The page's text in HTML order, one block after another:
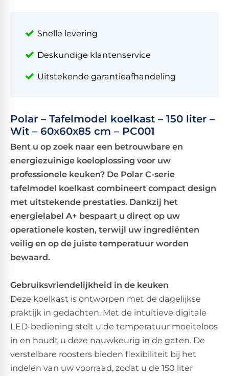
Snelle levering
Deskundige klantenservice
Uitstekende garantieafhandeling
Polar – Tafelmodel koelkast – 150 liter –
Wit – 60x60x85 cm – PC001
Bent u op zoek naar een betrouwbare en
energiezuinige koeloplossing voor uw
professionele keuken? De Polar C-serie
tafelmodel koelkast combineert compact design
met uitstekende prestaties. Dankzij het
energielabel A+ bespaart u direct op uw
operationele kosten, terwijl uw ingrediënten
veilig en op de juiste temperatuur worden
bewaard.
Gebruiksvriendelijkheid in de keuken
Deze koelkast is ontworpen met de dagelijkse
praktijk in gedachten. Met de intuïtieve digitale
LED-bediening stelt u de temperatuur moeiteloos
in en houdt u deze nauwkeurig in de gaten. De
verstelbare roosters bieden flexibiliteit bij het
indelen van uw voorraad, zodat u de 150 liter